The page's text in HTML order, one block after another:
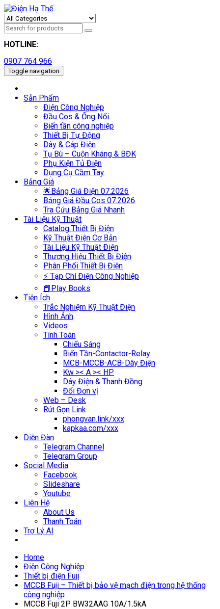
HOTLINE:
0907 764 966
Toggle navigation
Sản Phẩm
Điện Công Nghiệp
Đầu Cos & Ống Nối
Biến tần công nghiệp
Thiết Bị Tự Động
Dây & Cáp Điện
Tụ Bù – Cuộn Kháng & BĐK
Phụ Kiện Tủ Điện
Dụng Cụ Cầm Tay
Bảng Giá
🌟Bảng Giá Điện 07.2026
Bảng Giá Đầu Cos 07.2026
Tra Cứu Bảng Giá Nhanh
Tài Liệu Kỹ Thuật
Catalog Thiết Bị Điện
Kỹ Thuật Điện Cơ Bản
Tài Liệu Kỹ Thuật Điện
Thương Hiệu Thiết Bị Điện
Phân Phối Thiết Bị Điện
⚡ Tạp Chí Điện Công Nghiệp
📕Play Books
Tiện Ích
Trắc Nghiệm Kỹ Thuật Điện
Hình Ảnh
Videos
Tính Toán
Chiếu Sáng
Biến Tần-Contactor-Relay
MCB-MCCB-ACB-Dây Điện
Kw >< A >< HP
Dây Điện & Thanh Đồng
Đổi Đơn vị
Web – Desk
Rút Gọn Link
phongvan.link/xxx
kapkaa.com/xxx
Diễn Đàn
Telegram Channel
Telegram Group
Social Media
Facebook
Slideshare
Youtube
Liên Hệ
About Us
Thanh Toán
Trợ Lý AI
Home
Điện Công Nghiệp
Thiết bị điện Fuji
MCCB Fuji – Thiết bị bảo vệ mạch điện trong hệ thống
công nghiệp
MCCB Fuji 2P BW32AAG 10A/1.5kA